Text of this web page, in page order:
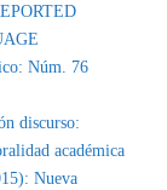
Núm. 76
discurso:
académica
Nueva